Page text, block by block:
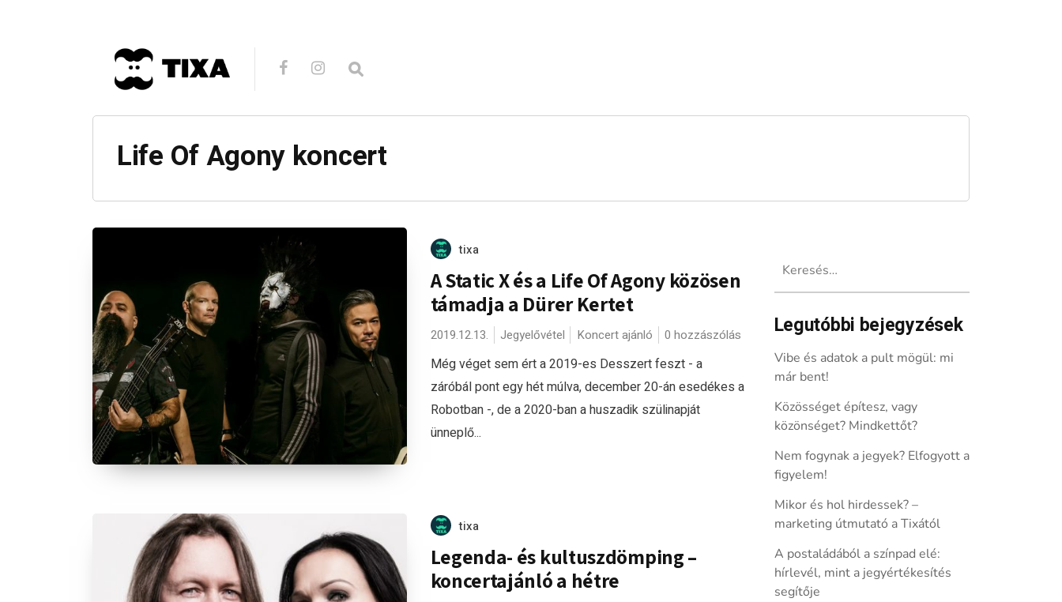
Life Of Agony koncert
tixa
A Static X és a Life Of Agony közösen
támadja a Dürer Kertet
2019.12.13. Jegyelővétel Koncert ajánló 0 hozzászólás
Még véget sem ért a 2019-es Desszert feszt - a
záróbál pont egy hét múlva, december 20-án esedékes a
Robotban -, de a 2020-ban a huszadik szülinapját
ünneplő...
tixa
Legenda- és kultuszdömping –
koncertajánló a hétre
Legutóbbi bejegyzések
Vibe és adatok a pult mögül: mi
már bent!
Közösséget építesz, vagy
közönséget? Mindkettőt?
Nem fogynak a jegyek? Elfogyott a
figyelem!
Mikor és hol hirdessek? –
marketing útmutató a Tixától
A postaládából a színpad elé:
hírlevél, mint a jegyértékesítés
segítője